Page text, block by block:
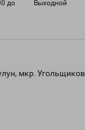
до
Выходной
мкр.